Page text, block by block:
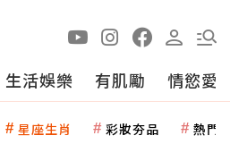
生活娛樂 有肌勵 情慾愛
星座生肖 彩妝夯品 熱門